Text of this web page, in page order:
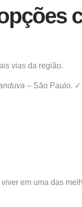
vias da região.
– São Paulo. ✓
em uma das